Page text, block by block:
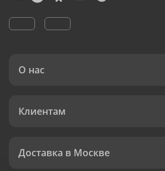
О нас
Клиентам
Доставка в Москве